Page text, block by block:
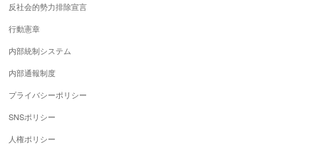
反社会的勢力排除宣言
行動憲章
内部統制システム
内部通報制度
プライバシーポリシー
SNSポリシー
人権ポリシー